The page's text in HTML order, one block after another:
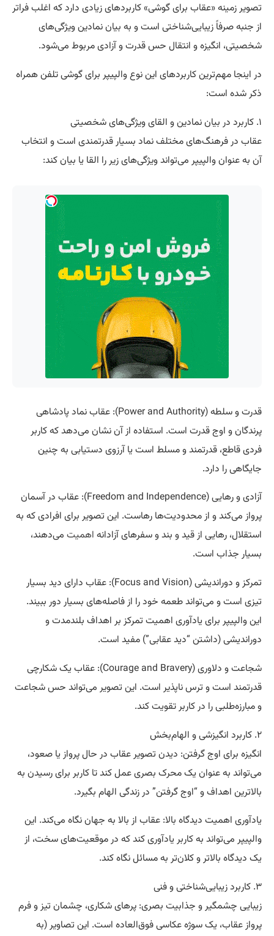
تصویر زمینه «عقاب برای گوشی» کاربردهای زیادی دارد که اغلب فراتر
از جنبه صرفاً زیبایی‌شناختی است و به بیان نمادین ویژگی‌های
شخصیتی، انگیزه و انتقال حس قدرت و آزادی مربوط می‌شود.
در اینجا مهم‌ترین کاربردهای این نوع والپیپر برای گوشی تلفن همراه
ذکر شده است:
۱. کاربرد در بیان نمادین و القای ویژگی‌های شخصیتی
عقاب در فرهنگ‌های مختلف نماد بسیار قدرتمندی است و انتخاب
آن به عنوان والپیپر می‌تواند ویژگی‌های زیر را القا یا بیان کند:
قدرت و سلطه (Power and Authority): عقاب نماد پادشاهی
پرندگان و اوج قدرت است. استفاده از آن نشان می‌دهد که کاربر
فردی قاطع، قدرتمند و مسلط است یا آرزوی دستیابی به چنین
جایگاهی را دارد.
آزادی و رهایی (Freedom and Independence): عقاب در آسمان
پرواز می‌کند و از محدودیت‌ها رهاست. این تصویر برای افرادی که به
استقلال، رهایی از قید و بند و سفرهای آزادانه اهمیت می‌دهند،
بسیار جذاب است.
تمرکز و دوراندیشی (Focus and Vision): عقاب دارای دید بسیار
تیزی است و می‌تواند طعمه خود را از فاصله‌های بسیار دور ببیند.
این والپیپر برای یادآوری اهمیت تمرکز بر اهداف بلندمدت و
دوراندیشی (داشتن “دید عقابی”) مفید است.
شجاعت و دلاوری (Courage and Bravery): عقاب یک شکارچی
قدرتمند است و ترس ناپذیر است. این تصویر می‌تواند حس شجاعت
و مبارزه‌طلبی را در کاربر تقویت کند.
۲. کاربرد انگیزشی و الهام‌بخش
انگیزه برای اوج گرفتن: دیدن تصویر عقاب در حال پرواز یا صعود،
می‌تواند به عنوان یک محرک بصری عمل کند تا کاربر برای رسیدن به
بالاترین اهداف و “اوج گرفتن” در زندگی الهام بگیرد.
یادآوری اهمیت دیدگاه بالا: عقاب از بالا به جهان نگاه می‌کند. این
والپیپر می‌تواند به کاربر یادآوری کند که در موقعیت‌های سخت، از
یک دیدگاه بالاتر و کلان‌تر به مسائل نگاه کند.
۳. کاربرد زیبایی‌شناختی و فنی
زیبایی چشمگیر و جذابیت بصری: پرهای شکاری، چشمان تیز و فرم
پرواز عقاب، یک سوژه عکاسی فوق‌العاده است. این تصاویر (به